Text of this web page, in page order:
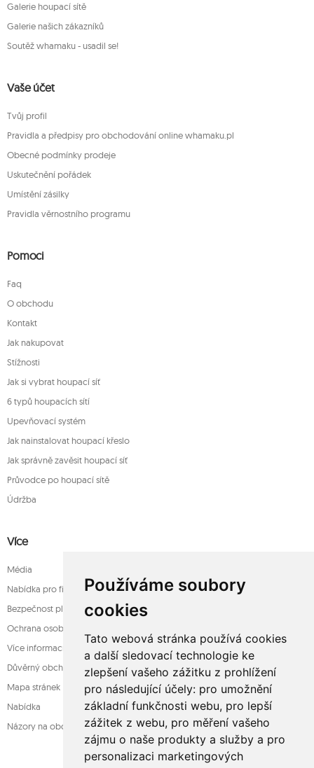
Používáme soubory
cookies
Tato webová stránka používá cookies
a další sledovací technologie ke
zlepšení vašeho zážitku z prohlížení
pro následující účely: pro umožnění
základní funkčnosti webu, pro lepší
zážitek z webu, pro měření vašeho
zájmu o naše produkty a služby a pro
personalizaci marketingových
Galerie houpací sítě
Galerie našich zákazníků
Soutěž whamaku - usadil se!
Vaše účet
Tvůj profil
Pravidla a předpisy pro obchodování online whamaku.pl
Obecné podmínky prodeje
Uskutečnění pořádek
Umístění zásilky
Pravidla věrnostního programu
Pomoci
Faq
O obchodu
Kontakt
Jak nakupovat
Stížnosti
Jak si vybrat houpací síť
6 typů houpacích sítí
Upevňovací systém
Jak nainstalovat houpací křeslo
Jak správně zavěsit houpací síť
Průvodce po houpací sítě
Údržba
Více
Média
Nabídka pro firmy
Bezpečnost platba
Ochrana osobních údajů
Více informací o houpací sítě
Důvěrný obchod
Mapa stránek
Nabídka
Názory na obchod